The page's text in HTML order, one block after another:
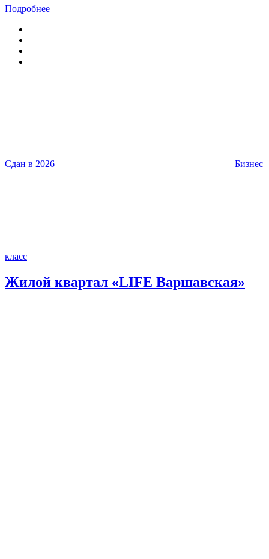
Подробнее
Сдан в 2026 Бизнес
класс
Жилой квартал «LIFE Варшавская»